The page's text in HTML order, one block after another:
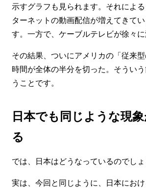
示すグラフも見られます。それによ
ターネットの動画配信が増えてきて
す。一方で、ケーブルテレビが徐々に
その結果、ついにアメリカの「従来
時間が全体の半分を切った。そうい
うことです。
日本でも同じような現
る
では、日本はどうなっているのでしょ
実は、今回と同じように、日本にお